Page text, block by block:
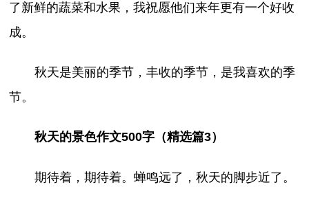
了新鲜的蔬菜和水果，我祝愿他们来年更有一个好收
成。
秋天是美丽的季节，丰收的季节，是我喜欢的季
节。
秋天的景色作文500字（精选篇3）
期待着，期待着。蝉鸣远了，秋天的脚步近了。